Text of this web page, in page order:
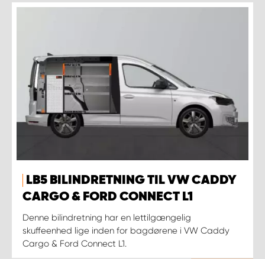
LB5 BILINDRETNING TIL VW CADDY
CARGO & FORD CONNECT L1
Denne bilindretning har en lettilgængelig
skuffeenhed lige inden for bagdørene i VW Caddy
Cargo & Ford Connect L1.